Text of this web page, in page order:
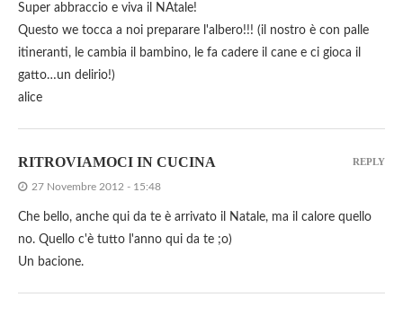
Super abbraccio e viva il NAtale!
Questo we tocca a noi preparare l'albero!!! (il nostro è con palle
itineranti, le cambia il bambino, le fa cadere il cane e ci gioca il
gatto…un delirio!)
alice
RITROVIAMOCI IN CUCINA
27 Novembre 2012 - 15:48
Che bello, anche qui da te è arrivato il Natale, ma il calore quello
no. Quello c'è tutto l'anno qui da te ;o)
Un bacione.
REPLY